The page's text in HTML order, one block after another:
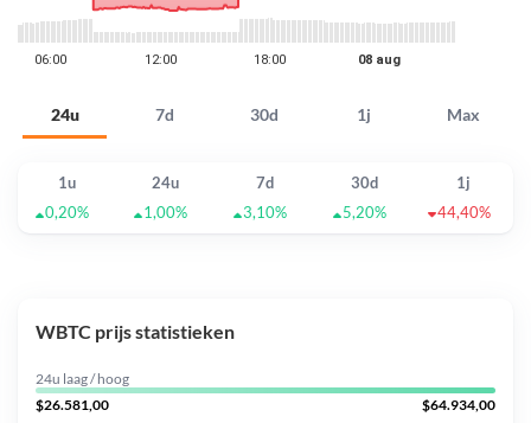
24u 7d 30d 1j Max
1u 24u 7d 30d
1j
0,20%
1,00% 3,10% 5,20% 44,40%
WBTC prijs statistieken
24u laag / hoog
$26.581,00
$64.934,00